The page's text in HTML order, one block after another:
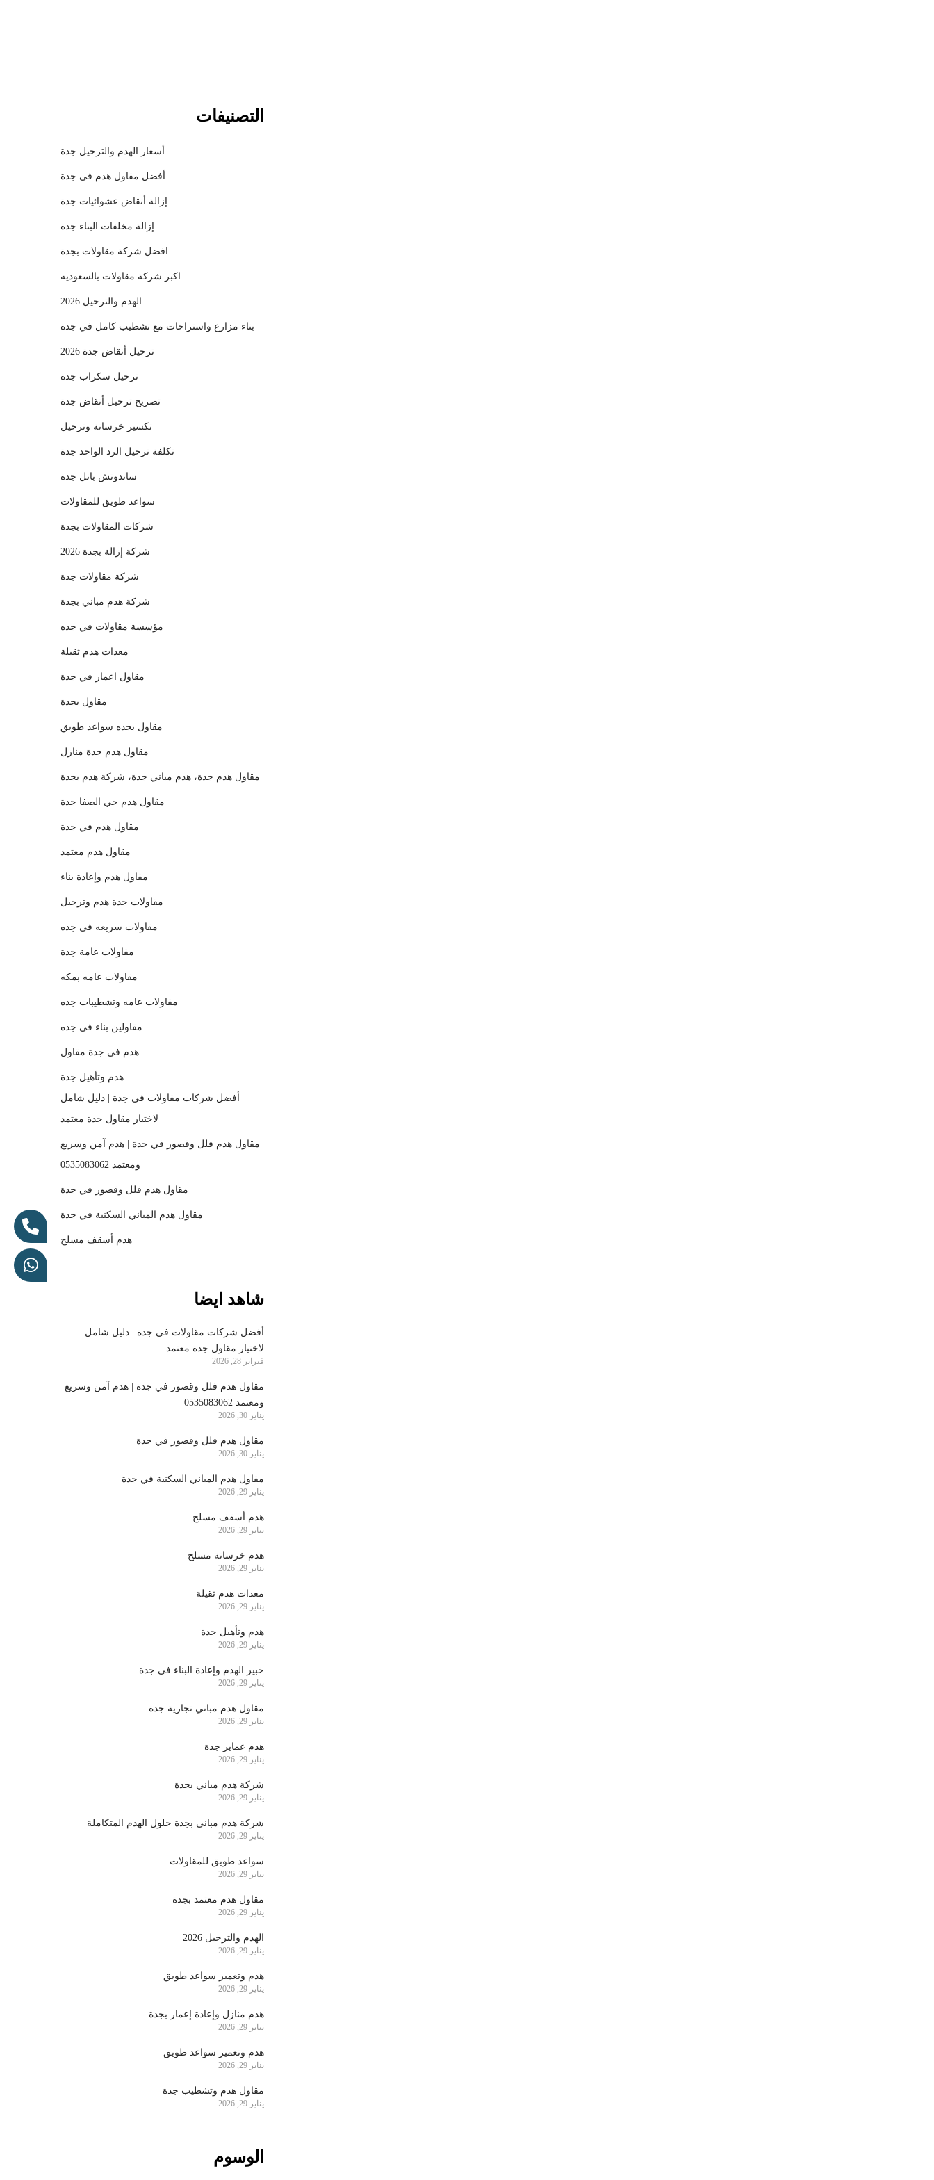
التصنيفات
أسعار الهدم والترحيل جدة
أفضل مقاول هدم في جدة
إزالة أنقاض عشوائيات جدة
إزالة مخلفات البناء جدة
افضل شركة مقاولات بجدة
اكبر شركة مقاولات بالسعوديه
الهدم والترحيل 2026
بناء مزارع واستراحات مع تشطيب كامل في جدة
ترحيل أنقاض جدة 2026
ترحيل سكراب جدة
تصريح ترحيل أنقاض جدة
تكسير خرسانة وترحيل
تكلفة ترحيل الرد الواحد جدة
ساندوتش بانل جدة
سواعد طويق للمقاولات
شركات المقاولات بجدة
شركة إزالة بجدة 2026
شركة مقاولات جدة
شركة هدم مباني بجدة
مؤسسة مقاولات في جده
معدات هدم ثقيلة
مقاول اعمار في جدة
مقاول بجدة
مقاول بجده سواعد طويق
مقاول هدم جدة منازل
مقاول هدم جدة، هدم مباني جدة، شركة هدم بجدة
مقاول هدم حي الصفا جدة
مقاول هدم في جدة
مقاول هدم معتمد
مقاول هدم وإعادة بناء
مقاولات جدة هدم وترحيل
مقاولات سريعه في جده
مقاولات عامة جدة
مقاولات عامه بمكه
مقاولات عامه وتشطيبات جده
مقاولين بناء في جده
هدم في جدة مقاول
هدم وتأهيل جدة
أفضل شركات مقاولات في جدة | دليل شامل
لاختيار مقاول جدة معتمد
مقاول هدم فلل وقصور في جدة | هدم آمن وسريع
ومعتمد 0535083062
مقاول هدم فلل وقصور في جدة
مقاول هدم المباني السكنية في جدة
هدم أسقف مسلح
شاهد ايضا
أفضل شركات مقاولات في جدة | دليل شامل
لاختيار مقاول جدة معتمد
فبراير 28, 2026
مقاول هدم فلل وقصور في جدة | هدم آمن وسريع
ومعتمد 0535083062
يناير 30, 2026
مقاول هدم فلل وقصور في جدة
يناير 30, 2026
مقاول هدم المباني السكنية في جدة
يناير 29, 2026
هدم أسقف مسلح
يناير 29, 2026
هدم خرسانة مسلح
يناير 29, 2026
معدات هدم ثقيلة
يناير 29, 2026
هدم وتأهيل جدة
يناير 29, 2026
خبير الهدم وإعادة البناء في جدة
يناير 29, 2026
مقاول هدم مباني تجارية جدة
يناير 29, 2026
هدم عماير جدة
يناير 29, 2026
شركة هدم مباني بجدة
يناير 29, 2026
شركة هدم مباني بجدة حلول الهدم المتكاملة
يناير 29, 2026
سواعد طويق للمقاولات
يناير 29, 2026
مقاول هدم معتمد بجدة
يناير 29, 2026
الهدم والترحيل 2026
يناير 29, 2026
هدم وتعمير سواعد طويق
يناير 29, 2026
هدم منازل وإعادة إعمار بجدة
يناير 29, 2026
هدم وتعمير سواعد طويق
يناير 29, 2026
مقاول هدم وتشطيب جدة
يناير 29, 2026
الوسوم